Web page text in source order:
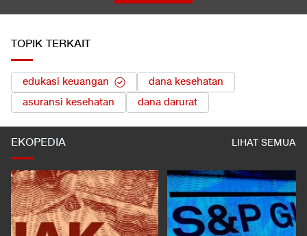
TOPIK TERKAIT
edukasi keuangan
dana kesehatan
asuransi kesehatan
dana darurat
EKOPEDIA LIHAT SEMUA